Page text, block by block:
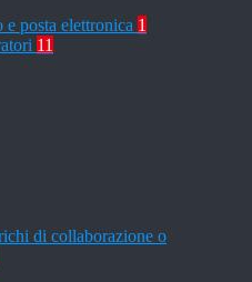
e posta elettronica 1
11
di collaborazione o